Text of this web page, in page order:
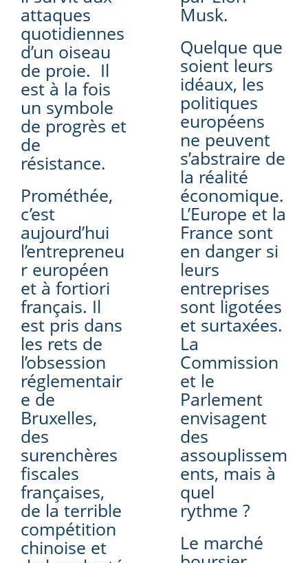
attaques
quotidiennes
d’un oiseau
de proie. Il
est à la fois
un symbole
de progrès et
de
résistance.
Prométhée,
c’est
aujourd’hui
l’entrepreneu
r européen
et à fortiori
français. Il
est pris dans
les rets de
l’obsession
réglementair
e de
Bruxelles,
des
surenchères
fiscales
françaises,
de la terrible
compétition
chinoise et
Musk.
Quelque que
soient leurs
idéaux, les
politiques
européens
ne peuvent
s’abstraire de
la réalité
économique.
L’Europe et la
France sont
en danger si
leurs
entreprises
sont ligotées
et surtaxées.
La
Commission
et le
Parlement
envisagent
des
assouplissem
ents, mais à
quel
rythme ?
Le marché